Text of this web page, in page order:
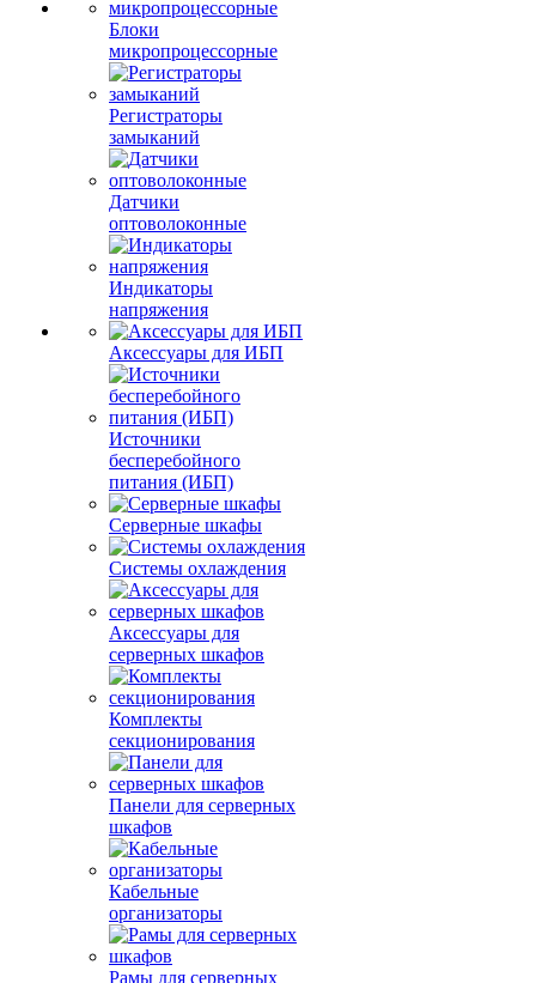
Блоки
микропроцессорные
Регистраторы
замыканий
Датчики
оптоволоконные
Индикаторы
напряжения
Аксессуары для ИБП
Источники
бесперебойного
питания (ИБП)
Серверные шкафы
Системы охлаждения
Аксессуары для
серверных шкафов
Комплекты
секционирования
Панели для серверных
шкафов
Кабельные
организаторы
Рамы для серверных